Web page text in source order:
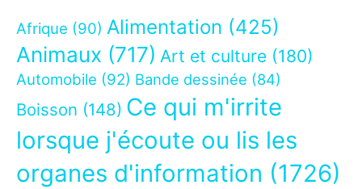
Afrique (90) Alimentation (425)
Animaux (717) Art et culture (180)
Automobile (92) Bande dessinée (84)
Boisson (148) Ce qui m'irrite
lorsque j'écoute ou lis les
organes d'information (1726)